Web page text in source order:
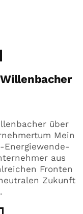
über
Mein
Energiewende-
aus
Fronten
Zukunft